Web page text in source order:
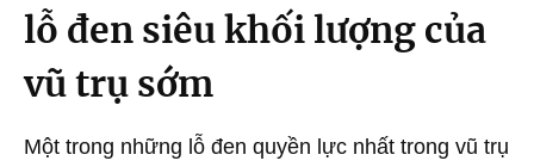
lỗ đen siêu khối lượng của
vũ trụ sớm
Một trong những lỗ đen quyền lực nhất trong vũ trụ